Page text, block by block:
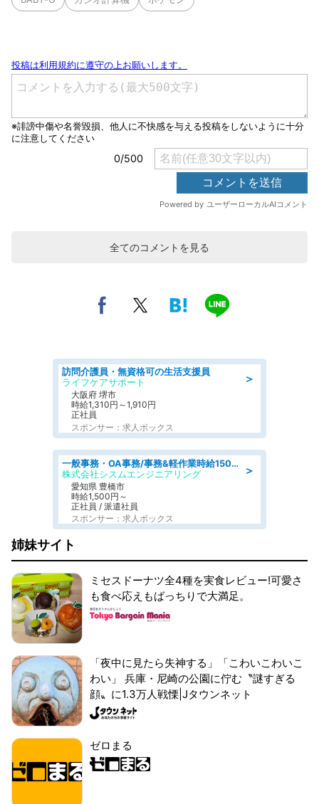
全てのコメントを見る
＞
訪問介護員・無資格可の生活支援員
ライフケアサポート
大阪府 堺市
時給1,310円～1,910円
正社員
スポンサー：求人ボックス
＞
一般事務・OA事務/事務&軽作業時給1500円土日祝休み各種社保完備
株式会社シスムエンジニアリング
愛知県 豊橋市
時給1,500円～
正社員 / 派遣社員
スポンサー：求人ボックス
姉妹サイト
ミセスドーナツ全4種を実食レビュー!可愛さ
も食べ応えもばっちりで大満足。
「夜中に見たら失神する」「こわいこわいこ
わい」 兵庫・尼崎の公園に佇む〝謎すぎる
顔〟に1.3万人戦慄|Jタウンネット
ゼロまる